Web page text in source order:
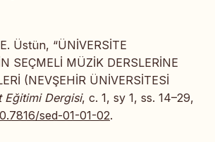
Üstün, “ÜNİVERSİTE
SEÇMELİ MÜZİK DERSLERİNE
(NEVŞEHİR ÜNİVERSİTESİ
Eğitimi Dergisi, c. 1, sy 1, ss. 14–29,
sed-01-01-02.